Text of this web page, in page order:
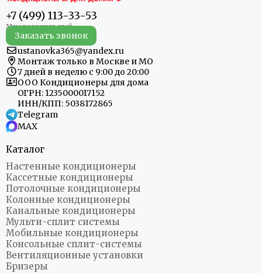
+7 (499) 113-33-53
Заказать звонок
ustanovka365@yandex.ru
Монтаж только в Москве и МО
7 дней в неделю с 9:00 до 20:00
ООО Кондиционеры для дома
ОГРН: 1235000017152
ИНН/КПП: 5038172865
Telegram
MAX
Каталог
Настенные кондиционеры
Кассетные кондиционеры
Потолочные кондиционеры
Колонные кондиционеры
Канальные кондиционеры
Мульти-сплит системы
Мобильные кондиционеры
Консольные сплит-системы
Вентиляционные установки
Бризеры